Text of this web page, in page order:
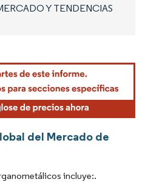
Y TENDENCIAS
del Mercado de
incluye:.